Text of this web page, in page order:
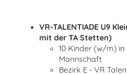
VR-TALENTIADE U9
mit der TA Stetten)
10 Kinder (w/m) in
Mannschaft
Bezirk E - VR